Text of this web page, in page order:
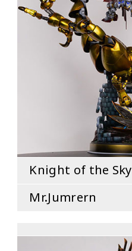
Knight of the Sky
Mr.Jumrern